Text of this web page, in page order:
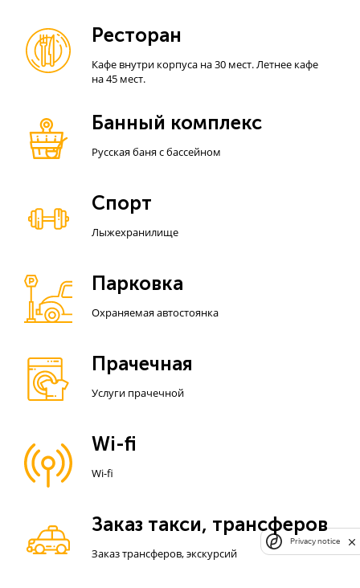
Ресторан
Кафе внутри корпуса на 30 мест. Летнее кафе
на 45 мест.
Банный комплекс
Русская баня с бассейном
Спорт
Лыжехранилище
Парковка
Охраняемая автостоянка
Прачечная
Услуги прачечной
Wi-fi
Wi-fi
Заказ такси, трансферов
Заказ трансферов, экскурсий
Privacy notice